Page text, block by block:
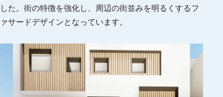
した。街の特徴を強化し、周辺の街並みを明るくするフ
ァサードデザインとなっています。